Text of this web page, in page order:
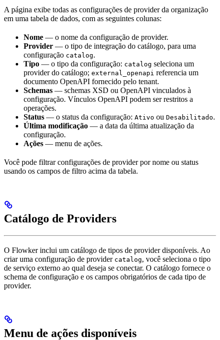
A página exibe todas as configurações de provider da organização
em uma tabela de dados, com as seguintes colunas:
Nome — o nome da configuração de provider.
Provider — o tipo de integração do catálogo, para uma
configuração catalog.
Tipo — o tipo da configuração: catalog seleciona um
provider do catálogo; external_openapi referencia um
documento OpenAPI fornecido pelo tenant.
Schemas — schemas XSD ou OpenAPI vinculados à
configuração. Vínculos OpenAPI podem ser restritos a
operações.
Status — o status da configuração: Ativo ou Desabilitado.
Última modificação — a data da última atualização da
configuração.
Ações — menu de ações.
Você pode filtrar configurações de provider por nome ou status
usando os campos de filtro acima da tabela.
Catálogo de Providers
O Flowker inclui um catálogo de tipos de provider disponíveis. Ao
criar uma configuração de provider catalog, você seleciona o tipo
de serviço externo ao qual deseja se conectar. O catálogo fornece o
schema de configuração e os campos obrigatórios de cada tipo de
provider.
Menu de ações disponíveis